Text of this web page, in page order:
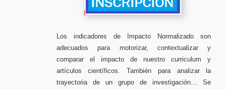
I
Los indicadores de Impacto Normalizado son
adecuados para motorizar, contextualizar y
comparar el impacto de nuestro curriculum y
artículos científicos. También para analizar la
trayectoria de un grupo de investigación… Se